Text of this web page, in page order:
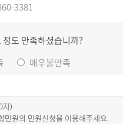
3381
도 만족하셨습니까?
매우불만족
자)
민원의 민원신청을 이용해주세요.